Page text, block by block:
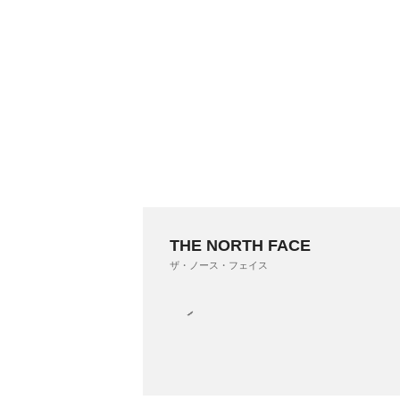
THE NORTH FACE
ザ・ノース・フェイス